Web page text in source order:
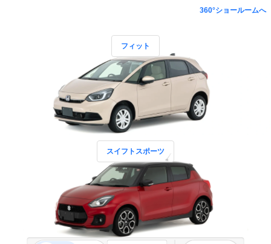
360°ショールームへ
フィット
スイフトスポーツ